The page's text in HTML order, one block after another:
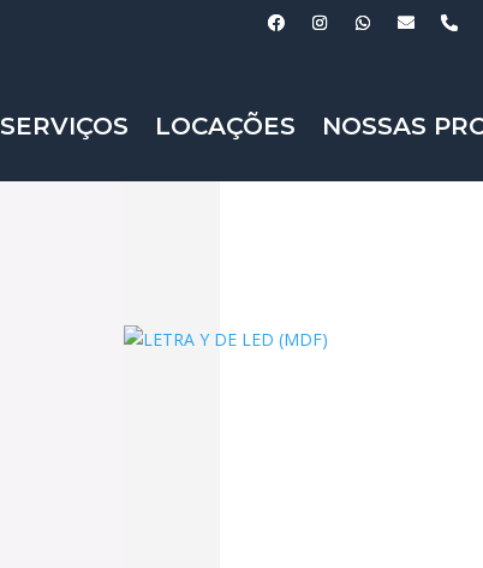
SERVIÇOS LOCAÇÕES NOSSAS